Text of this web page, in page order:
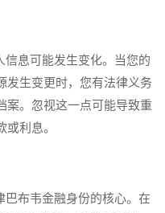
息可能发生变化。当您的
发生变更时，您有法律义务
案。忽视这一点可能导致重
利息。
布韦金融身份的核心。在